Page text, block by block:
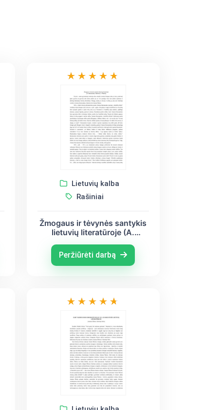
Lietuvių kalba
Rašiniai
Žmogaus ir tėvynės santykis
lietuvių literatūroje (A.
Škėma)
Peržiūrėti darbą